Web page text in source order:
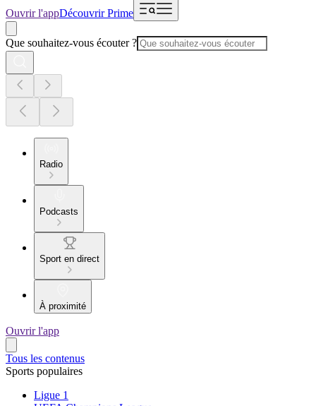
Ouvrir l'appDécouvrir Prime
Que souhaitez-vous écouter ?
Radio
Podcasts
Sport en direct
À proximité
Ouvrir l'app
Tous les contenus
Sports populaires
Ligue 1